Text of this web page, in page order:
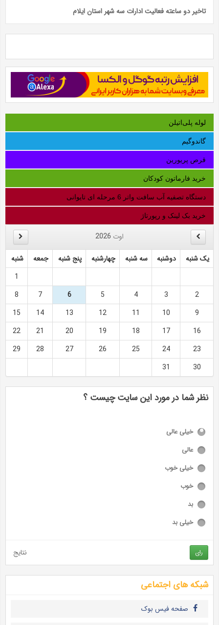
تاخیر دو ساعته فعالیت ادارات سه شهر استان ایلام
لوله‌ پلی‌اتیلن
گاندوگیم
قرص پریورین
خرید فارماتون کودکان
دستگاه تصفیه آب سافت واتر 6 مرحله ای تایوانی
خرید بک لینک و رپورتاژ
اوت 2026
یک شنبه دوشنبه سه شنبه چهارشنبه پنج شنبه جمعه
شنبه
1
2
3
4
5
6
7
8
9
10
11
12
13
14
15
16
17
18
19
20
21
22
23
24
25
26
27
28
29
30
31
نظر شما در مورد این سایت چیست ؟
خیلی عالی
عالی
خیلی خوب
خوب
بد
خیلی بد
رای نتایج
شبکه های اجتماعی
صفحه فیس بوک